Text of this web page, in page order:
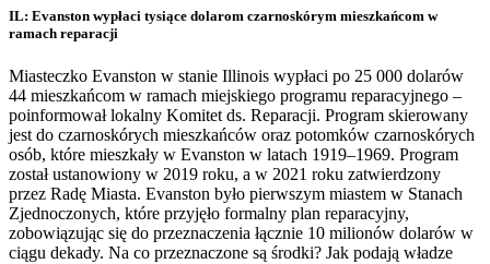
IL: Evanston wypłaci tysiące dolarom czarnoskórym mieszkańcom w
ramach reparacji
Miasteczko Evanston w stanie Illinois wypłaci po 25 000 dolarów
44 mieszkańcom w ramach miejskiego programu reparacyjnego –
poinformował lokalny Komitet ds. Reparacji. Program skierowany
jest do czarnoskórych mieszkańców oraz potomków czarnoskórych
osób, które mieszkały w Evanston w latach 1919–1969. Program
został ustanowiony w 2019 roku, a w 2021 roku zatwierdzony
przez Radę Miasta. Evanston było pierwszym miastem w Stanach
Zjednoczonych, które przyjęło formalny plan reparacyjny,
zobowiązując się do przeznaczenia łącznie 10 milionów dolarów w
ciągu dekady. Na co przeznaczone są środki? Jak podają władze